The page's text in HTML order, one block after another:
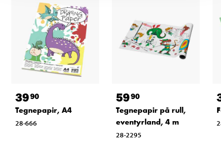
3990
Tegnepapir, A4
28-666
5990
Tegnepapir på rull,
eventyrland, 4 m
28-2295